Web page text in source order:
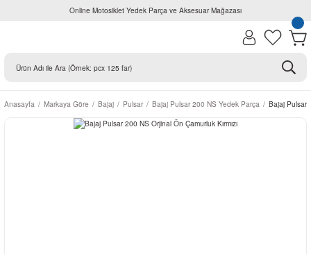
Online Motosiklet Yedek Parça ve Aksesuar Mağazası
Anasayfa Markaya Göre Bajaj Pulsar Bajaj Pulsar 200 NS Yedek Parça Bajaj Pulsar